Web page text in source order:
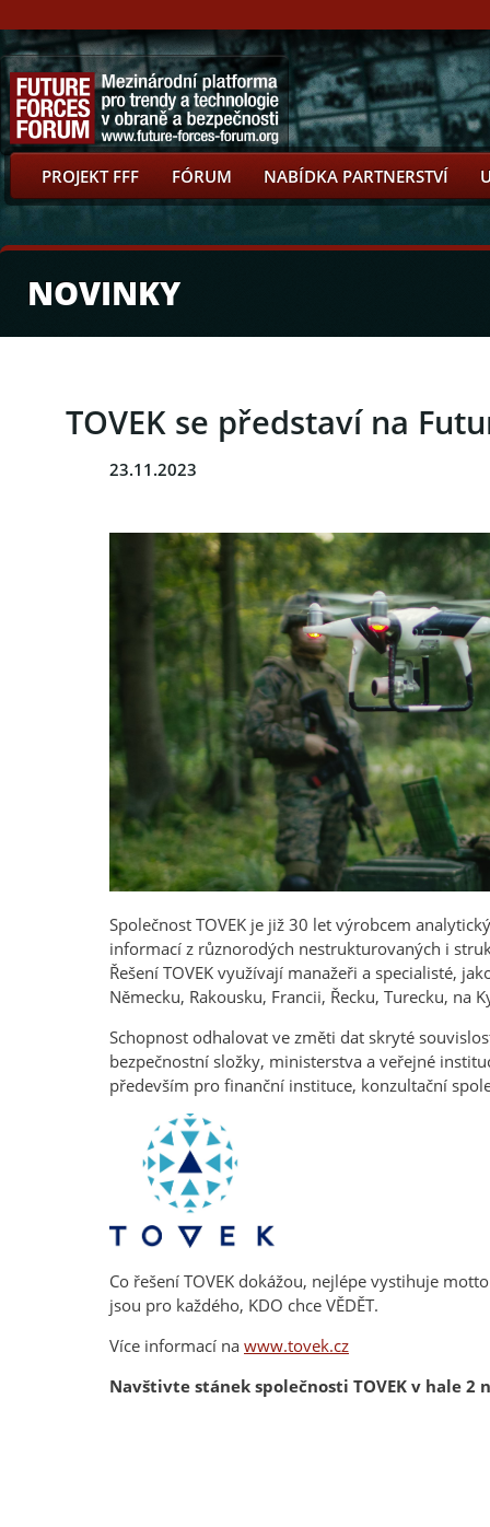
PROJEKT FFF FÓRUM NABÍDKA PARTNERSTVÍ
NOVINKY
TOVEK se představí na
23.11.2023
Společnost TOVEK je již 30 let výrobcem
informací z různorodých nestrukturovaných i
Řešení TOVEK využívají manažeři a specialisté,
Německu, Rakousku, Francii, Řecku, Turecku, na
Schopnost odhalovat ve změti dat skryté
bezpečnostní složky, ministerstva a veřejné
především pro finanční instituce, konzultační
Co řešení TOVEK dokážou, nejlépe vystihuje
jsou pro každého, KDO chce VĚDĚT.
Více informací na www.tovek.cz
Navštivte stánek společnosti TOVEK v hale 2